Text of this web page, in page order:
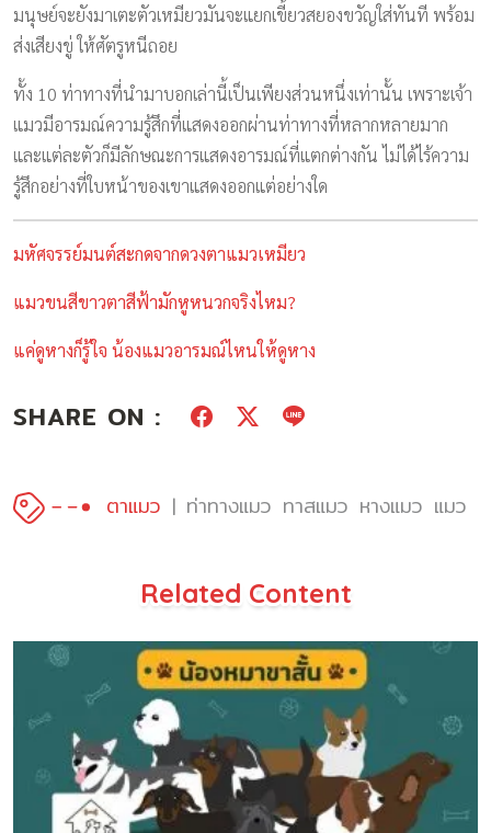
มนุษย์จะยังมาเตะตัวเหมียวมันจะแยกเขี้ยวสยองขวัญใส่ทันที พร้อม
ส่งเสียงขู่ ให้ศัตรูหนีถอย
ทั้ง 10 ท่าทางที่นำมาบอกเล่านี้เป็นเพียงส่วนหนึ่งเท่านั้น เพราะเจ้า
แมวมีอารมณ์ความรู้สึกที่แสดงออกผ่านท่าทางที่หลากหลายมาก
และแต่ละตัวก็มีลักษณะการแสดงอารมณ์ที่แตกต่างกัน ไม่ได้ไร้ความ
รู้สึกอย่างที่ใบหน้าของเขาแสดงออกแต่อย่างใด
มหัศจรรย์มนต์สะกดจากดวงตาแมวเหมียว
แมวขนสีขาวตาสีฟ้ามักหูหนวกจริงไหม?
แค่ดูหางก็รู้ใจ น้องแมวอารมณ์ไหนให้ดูหาง
SHARE ON :
ตาแมว ท่าทางแมว ทาสแมว หางแมว แมว
Related Content